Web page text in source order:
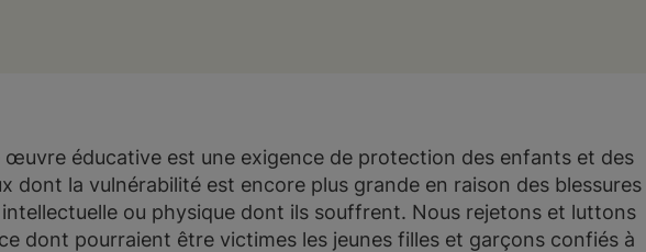
éducative est une exigence de protection des enfants et des
dont la vulnérabilité est encore plus grande en raison des blessures
ou physique dont ils souffrent. Nous rejetons et luttons
dont pourraient être victimes les jeunes filles et garçons confiés à